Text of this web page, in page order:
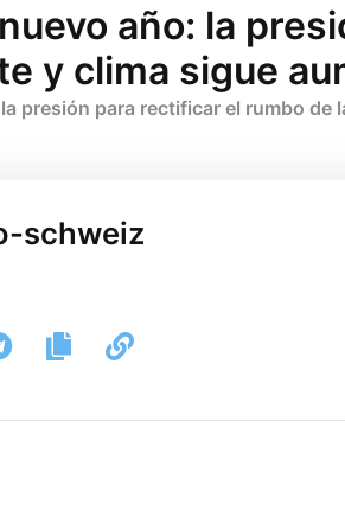
año: la
y clima sigue
presión para rectificar el rumbo
schweiz